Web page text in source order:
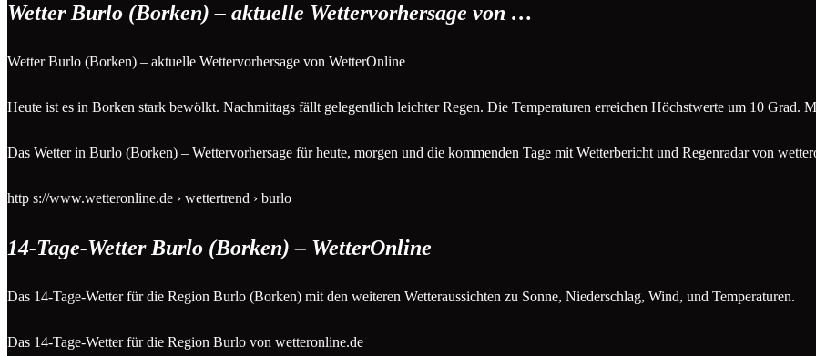
Wetter Burlo (Borken) – aktuelle Wettervorhersage von …
Wetter Burlo (Borken) – aktuelle Wettervorhersage von WetterOnline
Heute ist es in Borken stark bewölkt. Nachmittags fällt gelegentlich leichter Regen. Die Temperaturen erreichen Höchstwerte um 10 Grad.
Das Wetter in Burlo (Borken) – Wettervorhersage für heute, morgen und die kommenden Tage mit Wetterbericht und Regenradar von
http s://www.wetteronline.de › wettertrend › burlo
14-Tage-Wetter Burlo (Borken) – WetterOnline
Das 14-Tage-Wetter für die Region Burlo (Borken) mit den weiteren Wetteraussichten zu Sonne, Niederschlag, Wind, und Temperaturen.
Das 14-Tage-Wetter für die Region Burlo von wetteronline.de